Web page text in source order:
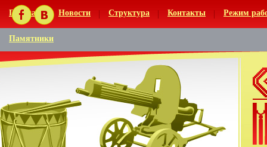
Главная Новости Структура Контакты Режим
Памятники